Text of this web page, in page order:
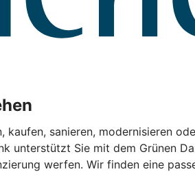
sanieren, modernisieren
Sie mit dem Grünen
werfen. Wir finden eine